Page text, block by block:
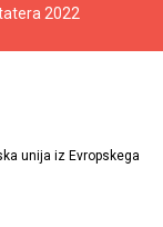
2022
unija iz Evropskega